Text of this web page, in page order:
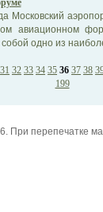
Московский
авиационном
одно из
31 32 33 34 35 36 37 38
199
При перепечатке